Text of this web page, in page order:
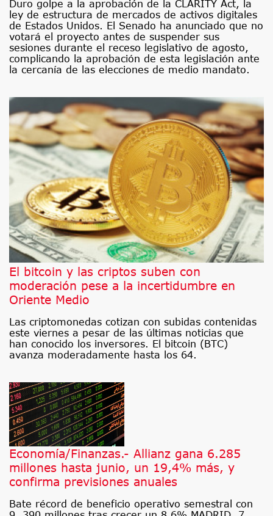
Duro golpe a la aprobación de la CLARITY Act, la
ley de estructura de mercados de activos digitales
de Estados Unidos. El Senado ha anunciado que no
votará el proyecto antes de suspender sus
sesiones durante el receso legislativo de agosto,
complicando la aprobación de esta legislación ante
la cercanía de las elecciones de medio mandato.
El bitcoin y las criptos suben con
moderación pese a la incertidumbre en
Oriente Medio
Las criptomonedas cotizan con subidas contenidas
este viernes a pesar de las últimas noticias que
han conocido los inversores. El bitcoin (BTC)
avanza moderadamente hasta los 64.
Economía/Finanzas.- Allianz gana 6.285
millones hasta junio, un 19,4% más, y
confirma previsiones anuales
Bate récord de beneficio operativo semestral con